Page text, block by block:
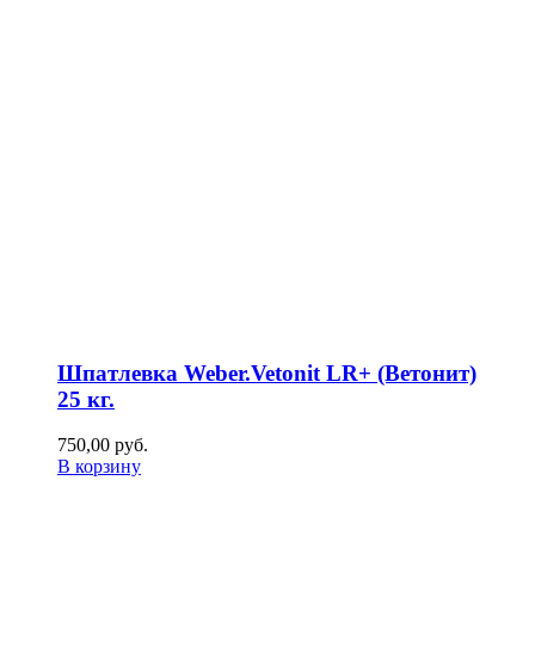
Шпатлевка Weber.Vetonit LR+ (Ветонит)
25 кг.
750,00 руб.
В корзину